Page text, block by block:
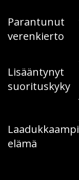
Parantunut
verenkierto
Lisääntynyt
suorituskyky
Laadukkaampi
elämä